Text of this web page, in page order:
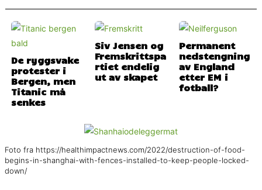
De ryggsvake
protester i
Bergen, men
Titanic må
senkes
Siv Jensen og
Fremskrittspa
rtiet endelig
ut av skapet
Permanent
nedstengning
av England
etter EM i
fotball?
Foto fra https://healthimpactnews.com/2022/destruction-of-food-
begins-in-shanghai-with-fences-installed-to-keep-people-locked-
down/